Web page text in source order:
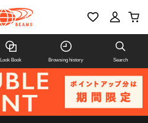
Look Book Browsing history Search